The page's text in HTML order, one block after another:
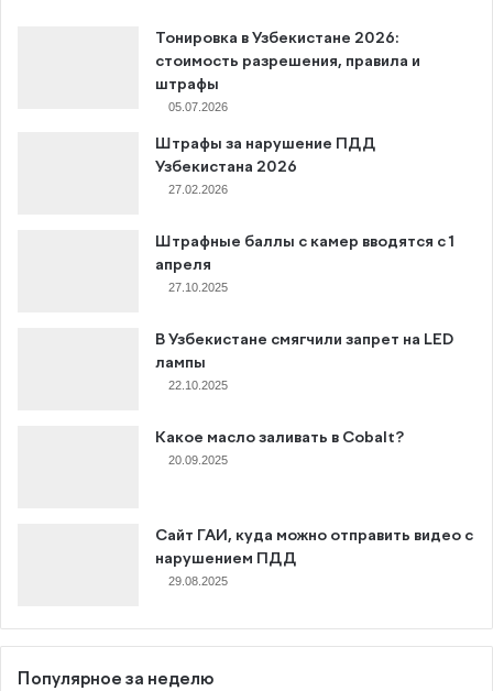
Тонировка в Узбекистане 2026:
стоимость разрешения, правила и
штрафы
05.07.2026
Штрафы за нарушение ПДД
Узбекистана 2026
27.02.2026
Штрафные баллы с камер вводятся с 1
апреля
27.10.2025
В Узбекистане смягчили запрет на LED
лампы
22.10.2025
Какое масло заливать в Cobalt?
20.09.2025
Сайт ГАИ, куда можно отправить видео с
нарушением ПДД
29.08.2025
Популярное за неделю